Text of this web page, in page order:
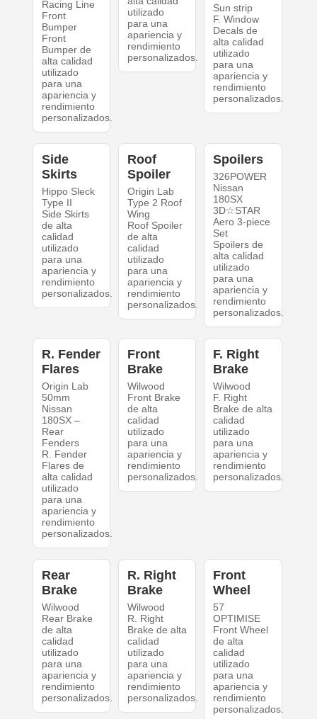
Racing Line
Front
Bumper
Front
Bumper de
alta calidad
utilizado
para una
apariencia y
rendimiento
personalizados.
utilizado
para una
apariencia y
rendimiento
personalizados.
Sun strip
F. Window
Decals de
alta calidad
utilizado
para una
apariencia y
rendimiento
personalizados.
Side
Skirts
Hippo Sleck
Type II
Side Skirts
de alta
calidad
utilizado
para una
apariencia y
rendimiento
personalizados.
Roof
Spoiler
Origin Lab
Type 2 Roof
Wing
Roof Spoiler
de alta
calidad
utilizado
para una
apariencia y
rendimiento
personalizados.
Spoilers
326POWER
Nissan
180SX
3D☆STAR
Aero 3-piece
Set
Spoilers de
alta calidad
utilizado
para una
apariencia y
rendimiento
personalizados.
R. Fender
Flares
Origin Lab
50mm
Nissan
180SX –
Rear
Fenders
R. Fender
Flares de
alta calidad
utilizado
para una
apariencia y
rendimiento
personalizados.
Front
Brake
Wilwood
Front Brake
de alta
calidad
utilizado
para una
apariencia y
rendimiento
personalizados.
F. Right
Brake
Wilwood
F. Right
Brake de alta
calidad
utilizado
para una
apariencia y
rendimiento
personalizados.
Rear
Brake
Wilwood
Rear Brake
de alta
calidad
utilizado
para una
apariencia y
rendimiento
personalizados.
R. Right
Brake
Wilwood
R. Right
Brake de alta
calidad
utilizado
para una
apariencia y
rendimiento
personalizados.
Front
Wheel
57
OPTIMISE
Front Wheel
de alta
calidad
utilizado
para una
apariencia y
rendimiento
personalizados.